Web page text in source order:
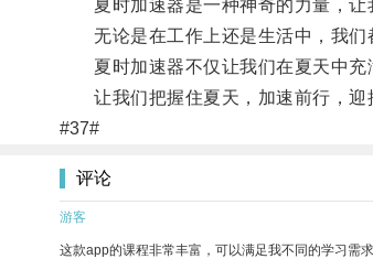
夏时加速器是一种神奇的力量，让
无论是在工作上还是生活中，我们
夏时加速器不仅让我们在夏天中充
让我们把握住夏天，加速前行，迎
#37#
评论
游客
这款app的课程非常丰富，可以满足我不同的学习需